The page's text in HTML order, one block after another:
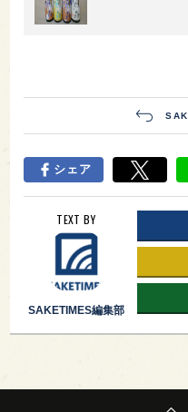
シェア
TEXT BY
SAKETIMES編集部